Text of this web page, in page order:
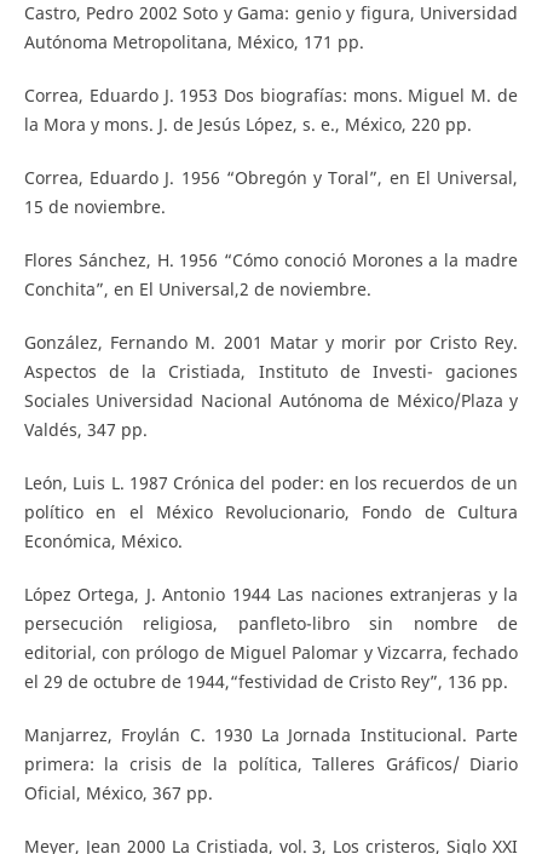
Castro, Pedro 2002 Soto y Gama: genio y figura, Universidad
Autónoma Metropolitana, México, 171 pp.
Correa, Eduardo J. 1953 Dos biografías: mons. Miguel M. de
la Mora y mons. J. de Jesús López, s. e., México, 220 pp.
Correa, Eduardo J. 1956 “Obregón y Toral”, en El Universal,
15 de noviembre.
Flores Sánchez, H. 1956 “Cómo conoció Morones a la madre
Conchita”, en El Universal,2 de noviembre.
González, Fernando M. 2001 Matar y morir por Cristo Rey.
Aspectos de la Cristiada, Instituto de Investi- gaciones
Sociales Universidad Nacional Autónoma de México/Plaza y
Valdés, 347 pp.
León, Luis L. 1987 Crónica del poder: en los recuerdos de un
político en el México Revolucionario, Fondo de Cultura
Económica, México.
López Ortega, J. Antonio 1944 Las naciones extranjeras y la
persecución religiosa, panfleto-libro sin nombre de
editorial, con prólogo de Miguel Palomar y Vizcarra, fechado
el 29 de octubre de 1944,“festividad de Cristo Rey”, 136 pp.
Manjarrez, Froylán C. 1930 La Jornada Institucional. Parte
primera: la crisis de la política, Talleres Gráficos/ Diario
Oficial, México, 367 pp.
Meyer, Jean 2000 La Cristiada, vol. 3, Los cristeros, Siglo XXI